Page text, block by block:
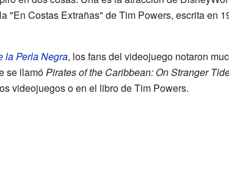
"En Costas Extrañas" de Tim Powers, escrita en
la Perla Negra, los fans del videojuego notaron
se llamóPirates of the Caribbean: On Stranger
videojuegos o en el libro de Tim Powers.